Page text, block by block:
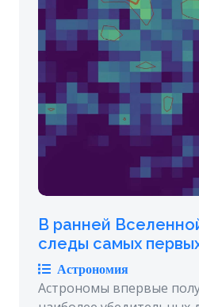
В ранней
следы самых
Астрономия
Астрономы впервые